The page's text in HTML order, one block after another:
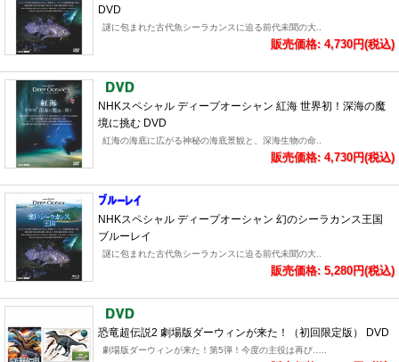
DVD
謎に包まれた古代魚シーラカンスに迫る前代未聞の大..
販売価格: 4,730円(税込)
NHKスペシャル ディープオーシャン 紅海 世界初！深海の魔
境に挑む DVD
紅海の海底に広がる神秘の海底景観と、深海生物の命..
販売価格: 4,730円(税込)
NHKスペシャル ディープオーシャン 幻のシーラカンス王国
ブルーレイ
謎に包まれた古代魚シーラカンスに迫る前代未聞の大..
販売価格: 5,280円(税込)
恐竜超伝説2 劇場版ダーウィンが来た！（初回限定版） DVD
劇場版ダーウィンが来た！第5弾！今度の主役は再び…..